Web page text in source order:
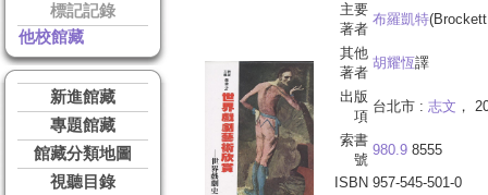
標記記錄
他校館藏
新進館藏
專題館藏
館藏分類地圖
視聽目錄
主要
著者
布羅凱特
其他
著者
胡耀恆譯
出版
項
台北市 : 志文 ，
索書
號
980.9 8555
ISBN 957-545-501-0